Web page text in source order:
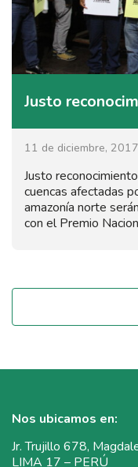
Justo
11 de diciembre, 2017
Justo
cuencas afectadas
amazonía norte
con el Premio
Nos ubicamos en:
Jr. Trujillo 678,
LIMA 17 – PERÚ